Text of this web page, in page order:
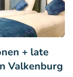
+ late
Valkenburg